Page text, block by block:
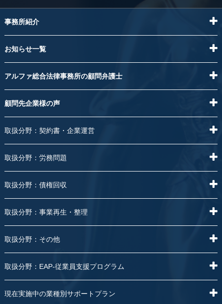
事務所紹介
お知らせ一覧
アルファ総合法律事務所の顧問弁護士
顧問先企業様の声
取扱分野：契約書・企業運営
取扱分野：労務問題
取扱分野：債権回収
取扱分野：事業再生・整理
取扱分野：その他
取扱分野：EAP-従業員支援プログラム
現在実施中の業種別サポートプラン